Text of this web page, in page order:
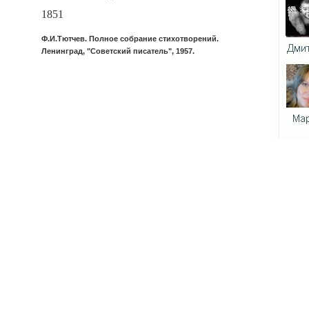
1851
Ф.И.Тютчев. Полное собрание стихотворений.
Ленинград, "Советский писатель", 1957.